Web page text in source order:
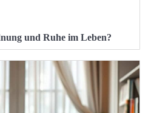
und Ruhe im Leben?